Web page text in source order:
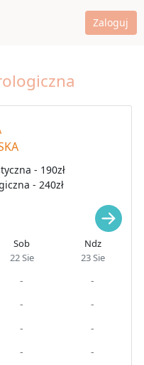
Zaloguj
- 190zł
- 240zł
Sob
22 Sie
-
-
-
-
Ndz
23 Sie
-
-
-
-